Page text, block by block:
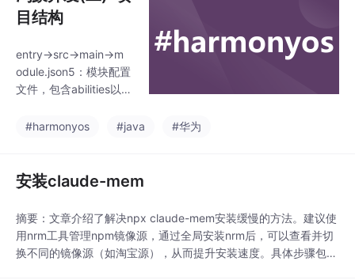
资源受限设备,选有适合
的OS内核.为上层提供
分负责管理系统的全局
资源，包括内存管理、
进程调度、文件系统、
核心功能。它是操作系
稳定
目结构
entry->src->main->m
odule.json5：模块配置
文件，包含abilities以及
src->main->ets: 存放A
y->src->main->resour
ces:资源文件，如icon,
字符串，布局文件等。e
ntry->src->build-profil
e.json5 ：模
#harmonyos #java #华为
安装claude-mem
摘要：文章介绍了解决npx claude-mem安装缓慢的方法。建议使
用nrm工具管理npm镜像源，通过全局安装nrm后，可以查看并切
换不同的镜像源（如淘宝源），从而提升安装速度。具体步骤包